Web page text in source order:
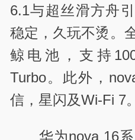
6.1与超丝滑方舟
稳定，久玩不烫。
鲸电池，支持
Turbo。此外，
信，星闪及Wi-Fi 7。
华为nova 16